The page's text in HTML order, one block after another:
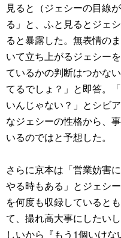
見ると（ジェシーの目線
る」と、ふと見るとジェ
ると暴露した。無表情の
いて立ち上がるジェシー
ているかの判断はつかな
てるでしょ？」と即答。
いんじゃない？」とシビ
なジェシーの性格から、
いるのではと予想した。
さらに京本は「営業妨害
やる時もある」とジェシ
を何度も収録していると
て、撮れ高大事にしたい
しいから『もう1個いけ